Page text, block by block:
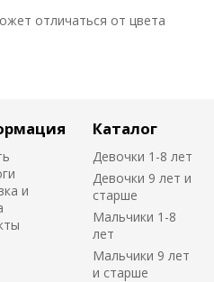
отличаться от цвета
и
Каталог
Девочки 1-8 лет
Девочки 9 лет и
старше
Мальчики 1-8
лет
Мальчики 9 лет
и старше